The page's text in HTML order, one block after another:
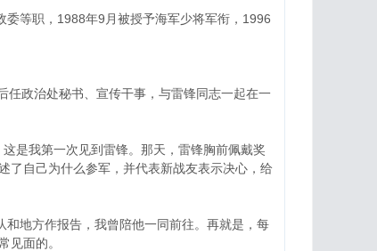
等职，1988年9月被授予海军少将军衔，1996
政治处秘书、宣传干事，与雷锋同志一起在一
是我第一次见到雷锋。那天，雷锋胸前佩戴奖
了自己为什么参军，并代表新战友表示决心，给
地方作报告，我曾陪他一同前往。再就是，每
见面的。